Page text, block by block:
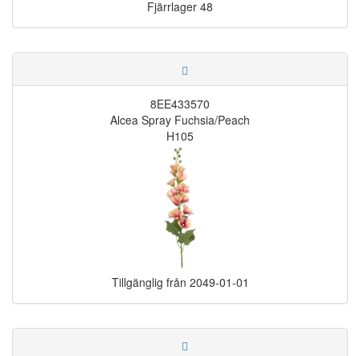
Fjärrlager 48
8EE433570
Alcea Spray Fuchsia/Peach
H105
Tillgänglig från 2049-01-01